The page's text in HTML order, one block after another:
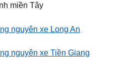
miền Tây
nguyên xe Long An
nguyên xe Tiền Giang